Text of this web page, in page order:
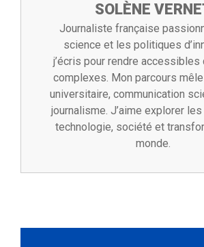
SOLÈNE
Journaliste française
science et les politiques
j’écris pour rendre
complexes. Mon parcours
universitaire, communication
journalisme. J’aime explorer
technologie, société et
monde.